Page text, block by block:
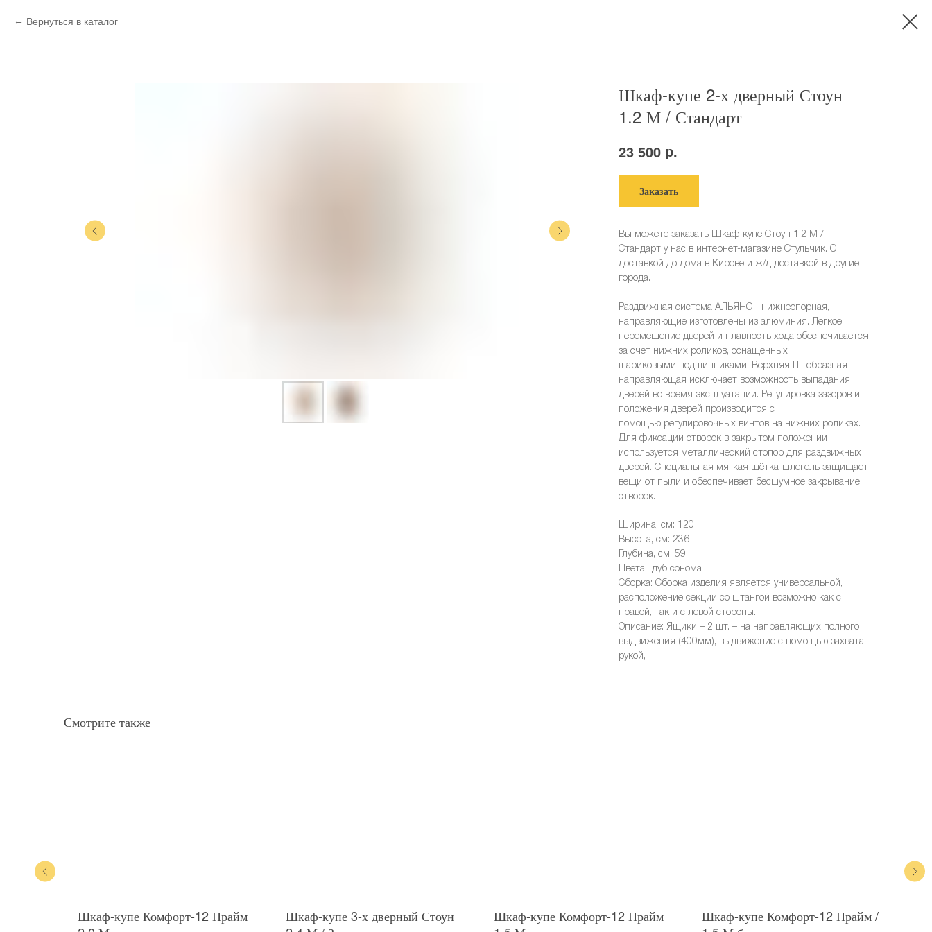
Вернуться в каталог
Шкаф-купе 2-х дверный Стоун
1.2 М / Стандарт
23 500 р.
Заказать
Вы можете заказать Шкаф-купе Стоун 1.2 М /
Стандарт у нас в интернет-магазине Стульчик. С
доставкой до дома в Кирове и ж/д доставкой в другие
города.
Раздвижная система АЛЬЯНС - нижнеопорная,
направляющие изготовлены из алюминия. Легкое
перемещение дверей и плавность хода обеспечивается
за счет нижних роликов, оснащенных
шариковыми подшипниками. Верхняя Ш-образная
направляющая исключает возможность выпадания
дверей во время эксплуатации. Регулировка зазоров и
положения дверей производится с
помощью регулировочных винтов на нижних роликах.
Для фиксации створок в закрытом положении
используется металлический стопор для раздвижных
дверей. Специальная мягкая щётка-шлегель защищает
вещи от пыли и обеспечивает бесшумное закрывание
створок.
Ширина, см: 120
Высота, см: 236
Глубина, см: 59
Цвета:: дуб сонома
Сборка: Сборка изделия является универсальной,
расположение секции со штангой возможно как с
правой, так и с левой стороны.
Описание: Ящики – 2 шт. – на направляющих полного
выдвижения (400мм), выдвижение с помощью захвата
рукой,
Смотрите также
Шкаф-купе Комфорт-12 Прайм
Шкаф-купе 3-х дверный Стоун
Шкаф-купе Комфорт-12 Прайм
Шкаф-купе Комфорт-12 Прайм /